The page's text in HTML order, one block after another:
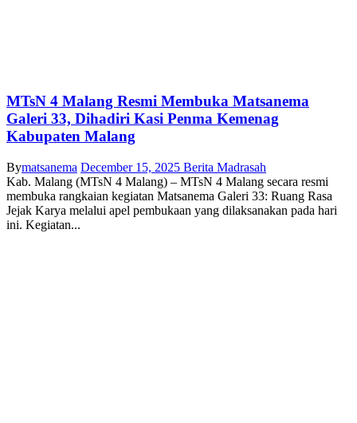
MTsN 4 Malang Resmi Membuka Matsanema
Galeri 33, Dihadiri Kasi Penma Kemenag
Kabupaten Malang
Bymatsanema December 15, 2025 Berita Madrasah
Kab. Malang (MTsN 4 Malang) – MTsN 4 Malang secara resmi
membuka rangkaian kegiatan Matsanema Galeri 33: Ruang Rasa
Jejak Karya melalui apel pembukaan yang dilaksanakan pada hari
ini. Kegiatan...